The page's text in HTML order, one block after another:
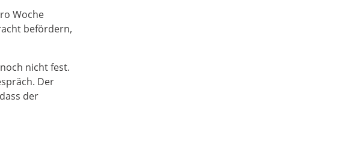
Woche
befördern,
nicht fest.
Der
der